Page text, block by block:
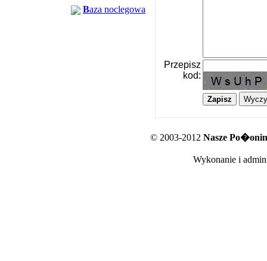
Baza noclegowa
Przepisz
kod:
© 2003-2012 Nasze
Wykonanie i